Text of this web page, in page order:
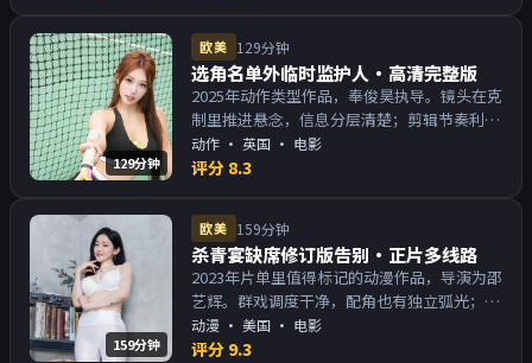
129分钟
欧美 129分钟
选角名单外临时监护人·高清完整版
2025年动作类型作品，奉俊昊执导。镜头在克
制里推进悬念，信息分层清楚；剪辑节奏利
落，观感顺滑。主演以演技派为主，适合喜欢
强叙事与人物关系的观众加入片单。
动作 · 英国 · 电影
评分 8.3
159分钟
欧美 159分钟
杀青宴缺席修订版告别·正片多线路
2023年片单里值得标记的动漫作品，导演为邵
艺辉。群戏调度干净，配角也有独立弧光；配
乐与画面气质统一。主演以演技派为主，适合
喜欢强叙事与人物关系的观众加入片单。
动漫 · 美国 · 电影
评分 9.3